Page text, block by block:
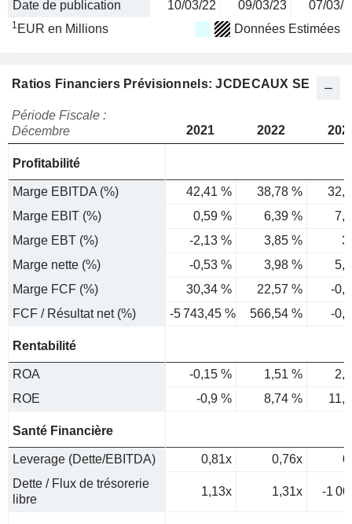
Date de publication 10/03/22 09/03/23 07/03/
1 EUR en Millions Données Estimées
Ratios Financiers Prévisionnels: JCDECAUX SE
Période Fiscale :
Décembre
2021 2022
Profitabilité
Marge EBITDA (%) 42,41 % 38,78 %
Marge EBIT (%)
0,59 % 6,39 %
Marge EBT (%)
-2,13 % 3,85 %
Marge nette (%)
-0,53 % 3,98 %
Marge FCF (%)
30,34 % 22,57 %
-
FCF / Résultat net (%)
-5 743,45 % 566,54 % -
Rentabilité
ROA -0,15 % 1,51 %
ROE
-0,9 % 8,74 %
Santé Financière
Leverage (Dette/EBITDA) 0,81x 0,76x
Dette / Flux de trésorerie
libre
1,13x 1,31x -1